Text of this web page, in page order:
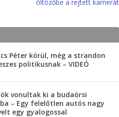
öltözőbe a rejtett kamerát
Péter körül, még a strandon
politikusnak – VIDEÓ
vonultak ki a budaörsi
– Egy felelőtlen autós nagy
egy gyalogossal